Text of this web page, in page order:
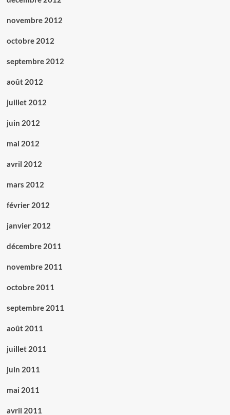
novembre 2012
octobre 2012
septembre 2012
août 2012
juillet 2012
juin 2012
mai 2012
avril 2012
mars 2012
février 2012
janvier 2012
décembre 2011
novembre 2011
octobre 2011
septembre 2011
août 2011
juillet 2011
juin 2011
mai 2011
avril 2011